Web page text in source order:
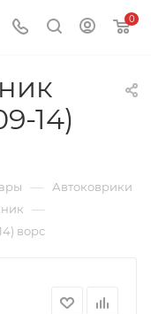
0
14)
— Автоковрики
—
ворс